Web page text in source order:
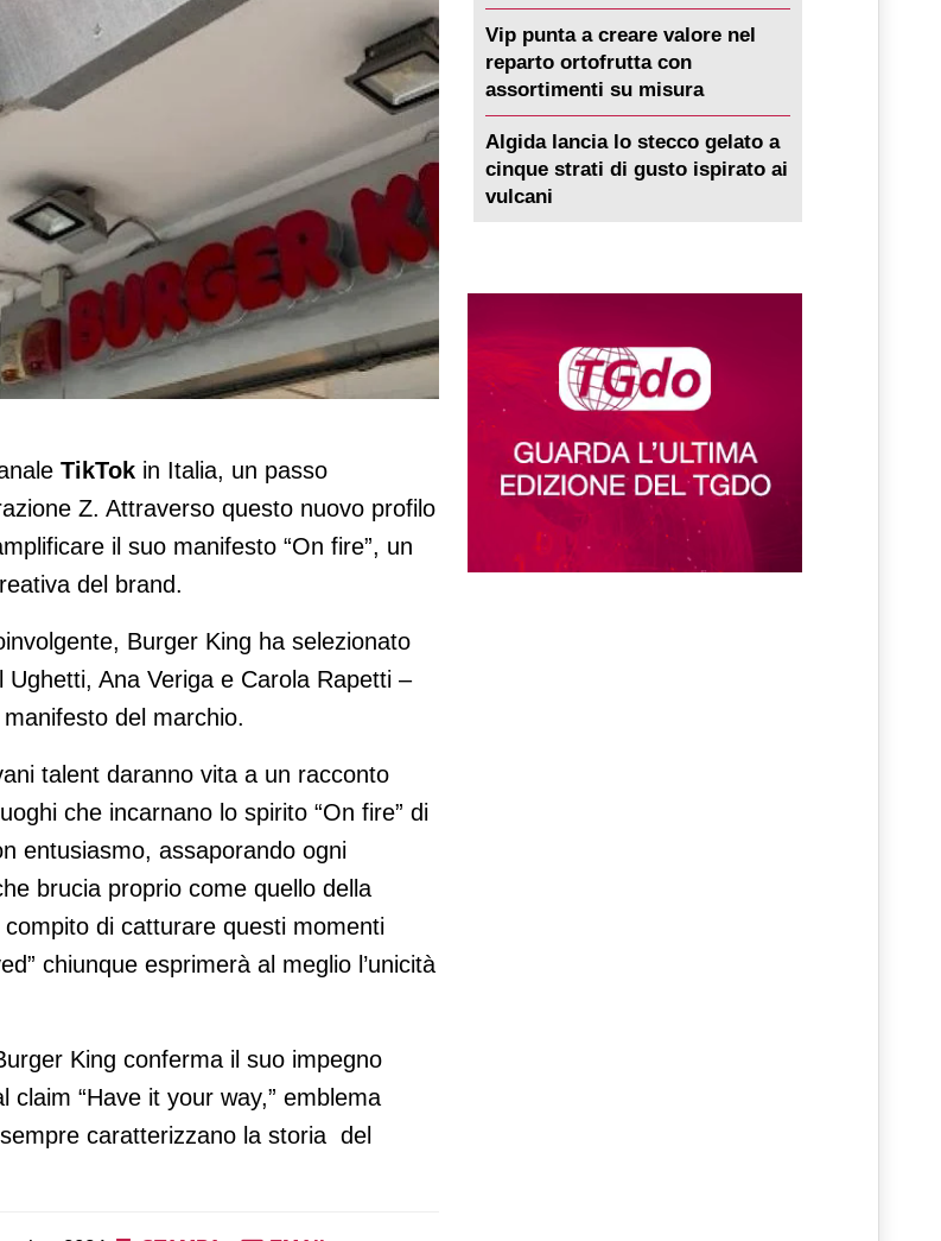
“On fire”
TikTok in Italia, un passo
Z. Attraverso questo nuovo profilo
il suo manifesto “On fire”, un
del brand.
Burger King ha selezionato
Ana Veriga e Carola Rapetti –
del marchio.
talent daranno vita a un racconto
che incarnano lo spirito “On fire” di
entusiasmo, assaporando ogni
brucia proprio come quello della
di catturare questi momenti
chiunque esprimerà al meglio l’unicità
King conferma il suo impegno
claim “Have it your way,” emblema
caratterizzano la storia del
Vip punta a creare valore nel
reparto ortofrutta con
assortimenti su misura
Algida lancia lo stecco gelato a
cinque strati di gusto ispirato ai
vulcani